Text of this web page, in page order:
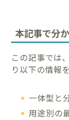
本記事で分
この記事では
り以下の情報
一体型と
用途別の